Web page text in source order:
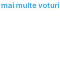
mai multe voturi